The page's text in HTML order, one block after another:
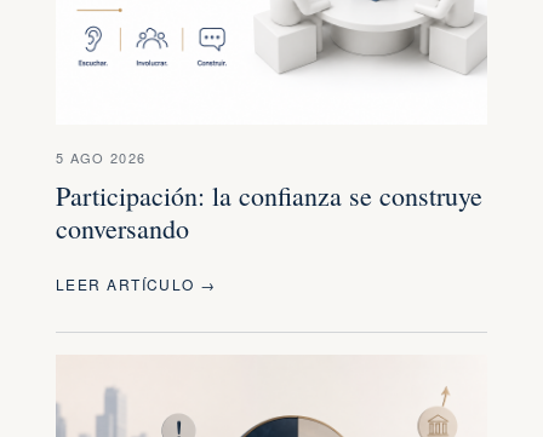
5 AGO 2026
Participación: la confianza se construye
conversando
LEER ARTÍCULO →